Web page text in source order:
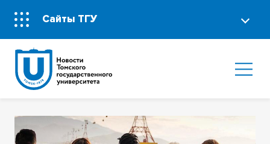
Сайты ТГУ